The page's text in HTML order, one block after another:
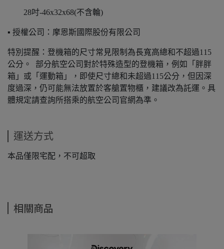
28吋-46x32x68(不含輪)
▪️ 授權公司：摩恩斯國際股份有限公司
特別提醒：登機箱的尺寸常見限制為長寬高總和不超過115
公分。 部分航空公司對於特殊造型的登機箱，例如「胖胖
箱」或「運動箱」，即使尺寸總和未超過115公分，但因深
度過深，仍可能無法放置於客艙置物櫃，建議改為託運。具
體規定請查詢所搭乘的航空公司官網為準。
運送方式
本品僅限宅配，不可超取
相關商品